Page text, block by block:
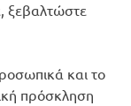
ξεβαλτώστε
και το
πρόσκληση